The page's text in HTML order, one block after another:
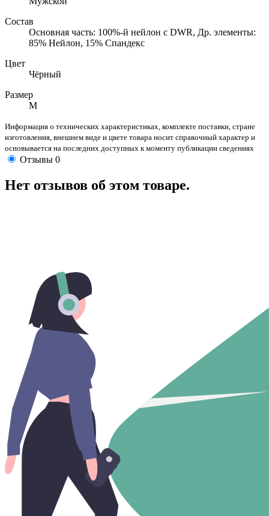
Состав
Основная часть: 100%-й нейлон с DWR, Др. элементы:
85% Нейлон, 15% Спандекс
Цвет
Чёрный
Размер
M
Информация о технических характеристиках, комплекте поставки, стране
изготовления, внешнем виде и цвете товара носит справочный характер и
основывается на последних доступных к моменту публикации сведениях
Отзывы 0
Нет отзывов об этом товаре.